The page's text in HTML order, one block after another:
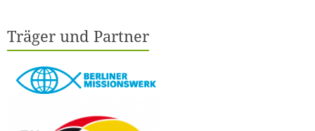
Träger und Partner